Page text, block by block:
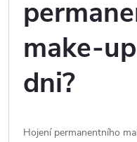
make-
dni?
Hojení permanentního